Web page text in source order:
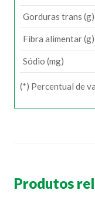
Gorduras trans (g)
Fibra alimentar (g)
Sódio (mg)
(*) Percentual de
Produtos